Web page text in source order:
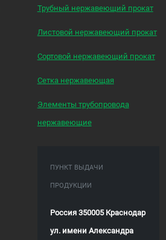
Трубный нержавеющий прокат
Листовой нержавеющий прокат
Сортовой нержавеющий прокат
Сетка нержавеющая
Элементы трубопровода
нержавеющие
ПУНКТ ВЫДАЧИ
ПРОДУКЦИИ
Россия 350005 Краснодар
ул. имени Александра